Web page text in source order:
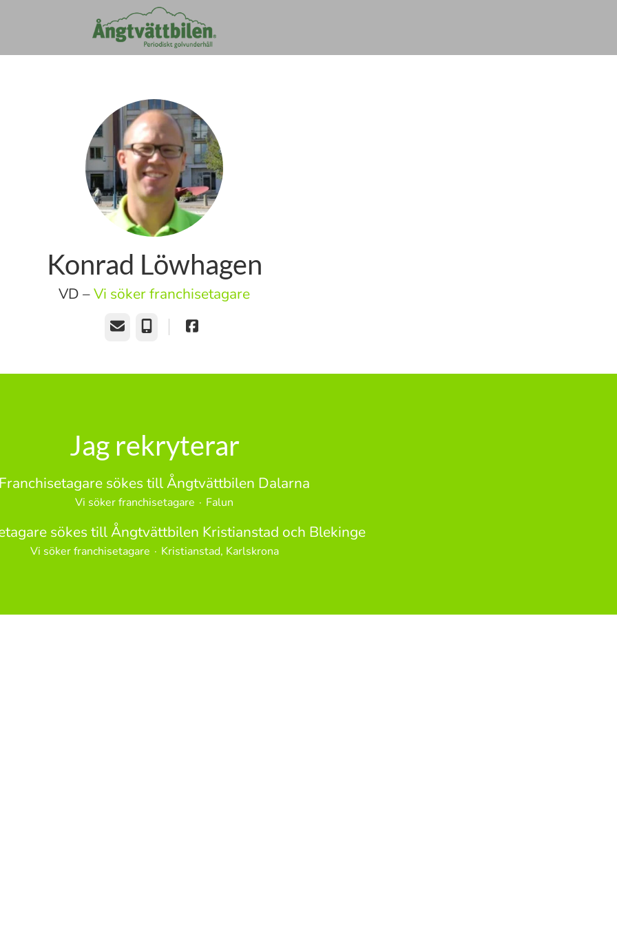
Konrad Löwhagen
VD –Vi söker franchisetagare
E-post Telefon
Jag rekryterar
Franchisetagare sökes till Ångtvättbilen Dalarna
Vi söker franchisetagare · Falun
sökes till Ångtvättbilen Kristianstad och Blekinge
Vi söker franchisetagare · Kristianstad, Karlskrona